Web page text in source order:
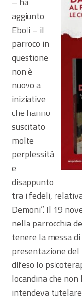
aggiunto
Eboli – il
parroco in
questione
non è
nuovo a
iniziative
che hanno
suscitato
molte
perplessità
e
disappunto
tra i fedeli,
Demoni”. Il 19
nella parrocchia
tenere la messa
presentazione del
difeso lo
locandina che
intendeva